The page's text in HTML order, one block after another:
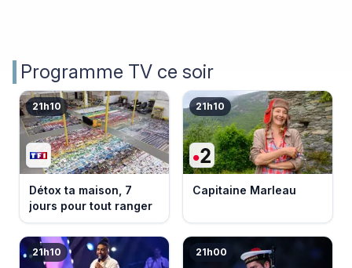
Programme TV ce soir
21h10
Détox ta maison, 7
jours pour tout ranger
21h10
Capitaine Marleau
21h10 21h00